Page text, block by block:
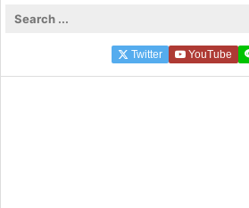
Twitter YouTube